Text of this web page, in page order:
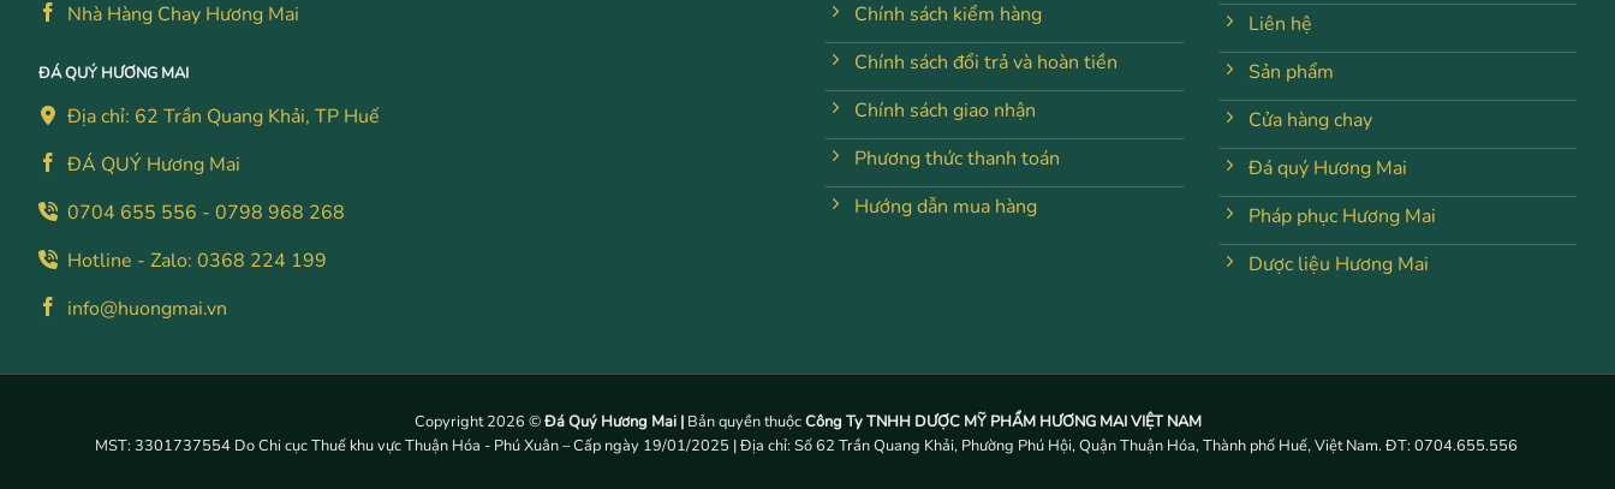
Nhà Hàng Chay Hương Mai
ĐÁ QUÝ HƯƠNG MAI
Địa chỉ: 62 Trần Quang Khải, TP Huế
ĐÁ QUÝ Hương Mai
0704 655 556 - 0798 968 268
Hotline - Zalo: 0368 224 199
info@huongmai.vn
Chính sách kiểm hàng
Chính sách đổi trả và hoàn tiền
Chính sách giao nhận
Phương thức thanh toán
Hướng dẫn mua hàng
Liên hệ
Sản phẩm
Cửa hàng chay
Đá quý Hương Mai
Pháp phục Hương Mai
Dược liệu Hương Mai
Copyright 2026 ©Đá Quý Hương Mai | Bản quyền thuộcCông Ty TNHH DƯỢC MỸ PHẨM HƯƠNG MAI VIỆT NAM
MST: 3301737554 Do Chi cục Thuế khu vực Thuận Hóa - Phú Xuân – Cấp ngày 19/01/2025 | Địa chỉ: Số 62 Trần Quang Khải, Phường Phú Hội, Quận Thuận Hóa, Thành phố Huế, Việt Nam. ĐT: 0704.655.556